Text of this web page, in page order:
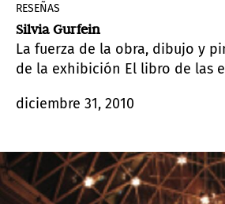
RESEÑAS
Silvia Gurfein
La fuerza de la obra, dibujo y
de la exhibición El libro de las
el espacio expositivo de techos
diciembre 31, 2010